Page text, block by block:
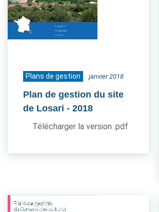
Plans de gestion janvier 2018
Plan de gestion du site
de Losari - 2018
Télécharger la version .pdf